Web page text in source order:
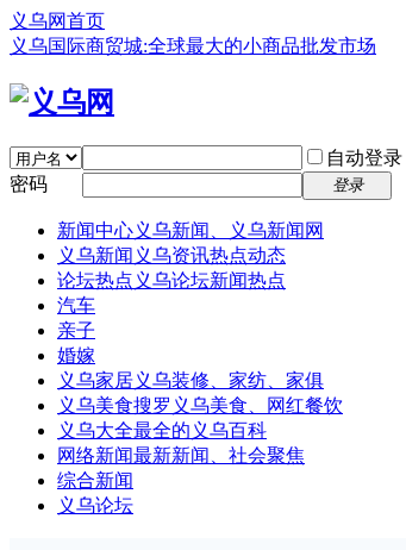
义乌网首页
义乌国际商贸城:全球最大的小商品批发市场
自动登录
密码
登录
新闻中心义乌新闻、义乌新闻网
义乌新闻 义乌资讯热点动态
论坛热点 义乌论坛新闻热点
汽车
亲子
婚嫁
义乌家居义乌装修、家纺、家俱
义乌美食搜罗义乌美食、网红餐饮
义乌大全最全的义乌百科
网络新闻最新新闻、社会聚焦
综合新闻
义乌论坛